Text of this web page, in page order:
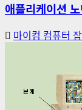
애플리케이션
마이컴 컴퓨터